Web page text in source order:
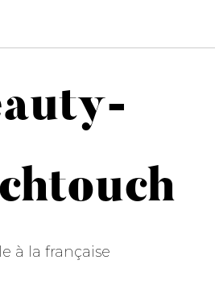
Beauty-Frenchtouch
à la française